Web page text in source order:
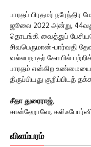
பாரதப் பிரதமர் நரேந்திர
ஜூலை 2022 அன்று,
தொடங்கி வைத்துப்
சிவபெருமான்-பார்வதி
வல்லபநாதர் கோயில் பற்றிக்
பாரதம் என்கிற
திருப்பியது குறிப்பிடத்
சீதா துரைராஜ்,
சான்ஹோஸே,
விளம்பரம்